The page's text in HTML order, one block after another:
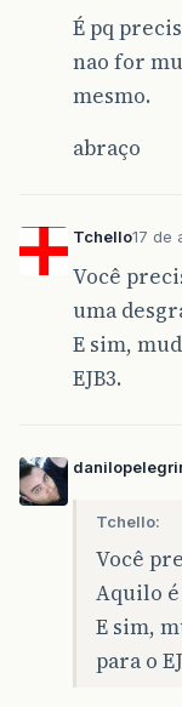
É pq
nao for
mesmo.
abraço
Tchello17 de
Você
uma
E sim,
EJB3.
Tchello:
Você
Aquilo é
E sim,
para o